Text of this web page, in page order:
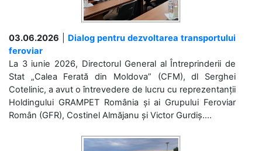
03.06.2026
Dialog pentru dezvoltarea transportului
feroviar
La 3 iunie 2026, Directorul General al Întreprinderii de
Stat „Calea Ferată din Moldova” (CFM), dl Serghei
Cotelinic, a avut o întrevedere de lucru cu reprezentanții
Holdingului GRAMPET România și ai Grupului Feroviar
Român (GFR), Costinel Almăjanu și Victor Gurdiș....